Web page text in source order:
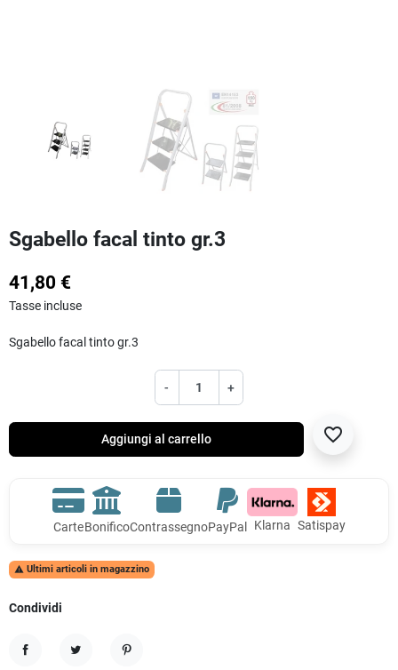
Sgabello facal tinto gr.3
41,80 €
Tasse incluse
Sgabello facal tinto gr.3
- +
Aggiungi al carrello favorite_border
CarteBonificoContrassegnoPayPal Klarna Satispay
 Ultimi articoli in magazzino
Condividi